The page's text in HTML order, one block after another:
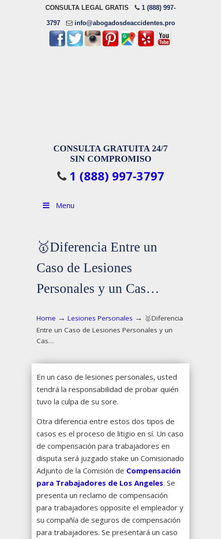
CONSULTA LEGAL GRATIS 1 (888) 997-
3797 info@abogadosdeaccidentes.pro
CONSULTA GRATUITA 24/7
SIN COMPROMISO
1 (888) 997-3797
Menu
🥇Diferencia Entre un
Caso de Lesiones
Personales y un Cas…
Home → Lesiones Personales → 🥇Diferencia
Entre un Caso de Lesiones Personales y un
Cas…
En un caso de lesiones personales, usted
tendrá la responsabilidad de probar quién
tuvo la culpa de su sore.
Otra diferencia entre estos dos tipos de
casos es el proceso de litigio en sí. Un caso
de compensación para trabajadores en
disputa será juzgado stake un Comisionado
Adjunto de la Comisión de Compensación
para Trabajadores de Los Angeles. Se
presenta un reclamo de compensación
para trabajadores opposite el empleador y
su compañía de seguros de compensación
para trabajadores. Se presentará un caso